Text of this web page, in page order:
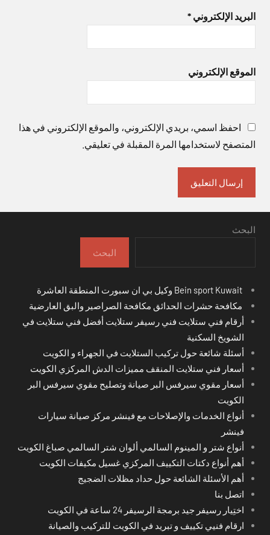
البريد الإلكتروني *
الموقع الإلكتروني
احفظ اسمي، بريدي الإلكتروني، والموقع الإلكتروني في هذا
المتصفح لاستخدامها المرة المقبلة في تعليقي.
البحث
البحث
مكافحة حشرات الحدائق مكافحة الصراصير والبق العارضية
أرقام فني ستلايت فني رسيفر ستلايت أفضل فني ستلايت في
الشويخ السكنية
أسئلة شائعة حول تركيب الستلايت في الجهراء و الكويت
أسعار فني ستلايت المنقف مميزات الدش المركزي الكويت
أسعار مقوي سيرفس البر صيانة وتصليح مقوي سيرفس البر
الكويت
أنواع الخدمات والإصلاحات مع فينشر مركز صيانة سيارات
فينشر
أنواع شتر و المينوم السالمي ألوان شتر السالمي صباغ الكويت
أهم أنواع دكتات التكييف المركزي غسيل مكيفات الكويت
أهم الأسئلة الشائعة حول حداد مظلات الضجيج
اتصل بنا
اختِيار رسيفر جيد برمجة الرسيفر 24 ساعة في الكويت
ارقام فنيي تكييف و تبريد في الكويت للتركيب والصيانة